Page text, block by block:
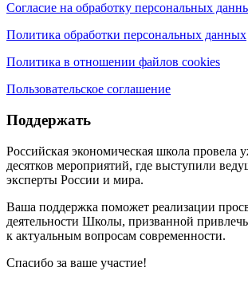
Согласие на обработку персональных
Политика обработки персональных данных
Политика в отношении файлов cookies
Пользовательское соглашение
Поддержать
Российская экономическая школа провела
десятков мероприятий, где выступили
эксперты России и мира.
Ваша поддержка поможет реализации
деятельности Школы, призванной
к актуальным вопросам современности.
Спасибо за ваше участие!